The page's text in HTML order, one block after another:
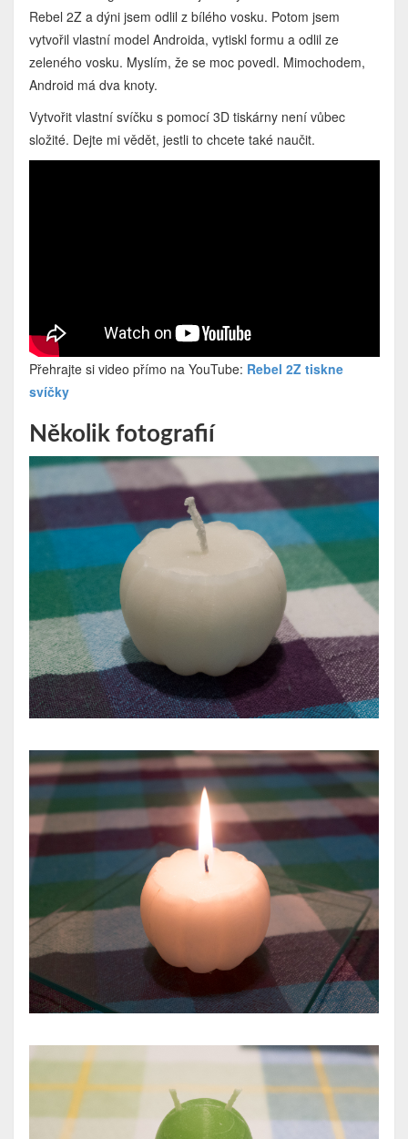
Rebel 2Z a dýni jsem odlil z bílého vosku. Potom jsem
vytvořil vlastní model Androida, vytiskl formu a odlil ze
zeleného vosku. Myslím, že se moc povedl. Mimochodem,
Android má dva knoty.
Vytvořit vlastní svíčku s pomocí 3D tiskárny není vůbec
složité. Dejte mi vědět, jestli to chcete také naučit.
Přehrajte si video přímo na YouTube: Rebel 2Z tiskne
svíčky
Několik fotografií